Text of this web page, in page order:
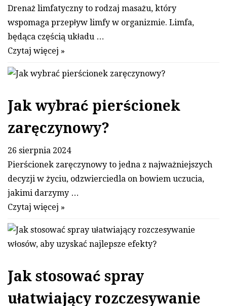
Drenaż limfatyczny to rodzaj masażu, który
wspomaga przepływ limfy w organizmie. Limfa,
będąca częścią układu …
Czytaj więcej »
Jak wybrać pierścionek
zaręczynowy?
26 sierpnia 2024
Pierścionek zaręczynowy to jedna z najważniejszych
decyzji w życiu, odzwierciedla on bowiem uczucia,
jakimi darzymy …
Czytaj więcej »
Jak stosować spray
ułatwiający rozczesywanie